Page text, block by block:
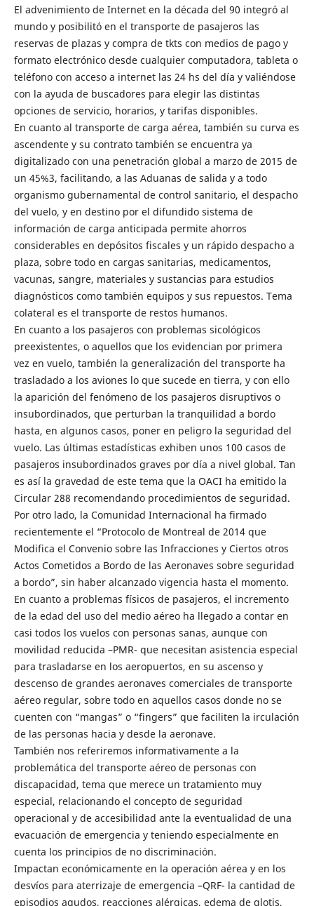
El advenimiento de Internet en la década del 90 integró al
mundo y posibilitó en el transporte de pasajeros las
reservas de plazas y compra de tkts con medios de pago y
formato electrónico desde cualquier computadora, tableta o
teléfono con acceso a internet las 24 hs del día y valiéndose
con la ayuda de buscadores para elegir las distintas
opciones de servicio, horarios, y tarifas disponibles.
En cuanto al transporte de carga aérea, también su curva es
ascendente y su contrato también se encuentra ya
digitalizado con una penetración global a marzo de 2015 de
un 45%3, facilitando, a las Aduanas de salida y a todo
organismo gubernamental de control sanitario, el despacho
del vuelo, y en destino por el difundido sistema de
información de carga anticipada permite ahorros
considerables en depósitos fiscales y un rápido despacho a
plaza, sobre todo en cargas sanitarias, medicamentos,
vacunas, sangre, materiales y sustancias para estudios
diagnósticos como también equipos y sus repuestos. Tema
colateral es el transporte de restos humanos.
En cuanto a los pasajeros con problemas sicológicos
preexistentes, o aquellos que los evidencian por primera
vez en vuelo, también la generalización del transporte ha
trasladado a los aviones lo que sucede en tierra, y con ello
la aparición del fenómeno de los pasajeros disruptivos o
insubordinados, que perturban la tranquilidad a bordo
hasta, en algunos casos, poner en peligro la seguridad del
vuelo. Las últimas estadísticas exhiben unos 100 casos de
pasajeros insubordinados graves por día a nivel global. Tan
es así la gravedad de este tema que la OACI ha emitido la
Circular 288 recomendando procedimientos de seguridad.
Por otro lado, la Comunidad Internacional ha firmado
recientemente el “Protocolo de Montreal de 2014 que
Modifica el Convenio sobre las Infracciones y Ciertos otros
Actos Cometidos a Bordo de las Aeronaves sobre seguridad
a bordo”, sin haber alcanzado vigencia hasta el momento.
En cuanto a problemas físicos de pasajeros, el incremento
de la edad del uso del medio aéreo ha llegado a contar en
casi todos los vuelos con personas sanas, aunque con
movilidad reducida –PMR- que necesitan asistencia especial
para trasladarse en los aeropuertos, en su ascenso y
descenso de grandes aeronaves comerciales de transporte
aéreo regular, sobre todo en aquellos casos donde no se
cuenten con “mangas” o “fingers” que faciliten la irculación
de las personas hacia y desde la aeronave.
También nos referiremos informativamente a la
problemática del transporte aéreo de personas con
discapacidad, tema que merece un tratamiento muy
especial, relacionando el concepto de seguridad
operacional y de accesibilidad ante la eventualidad de una
evacuación de emergencia y teniendo especialmente en
cuenta los principios de no discriminación.
Impactan económicamente en la operación aérea y en los
desvíos para aterrizaje de emergencia –QRF- la cantidad de
episodios agudos, reacciones alérgicas, edema de glotis,